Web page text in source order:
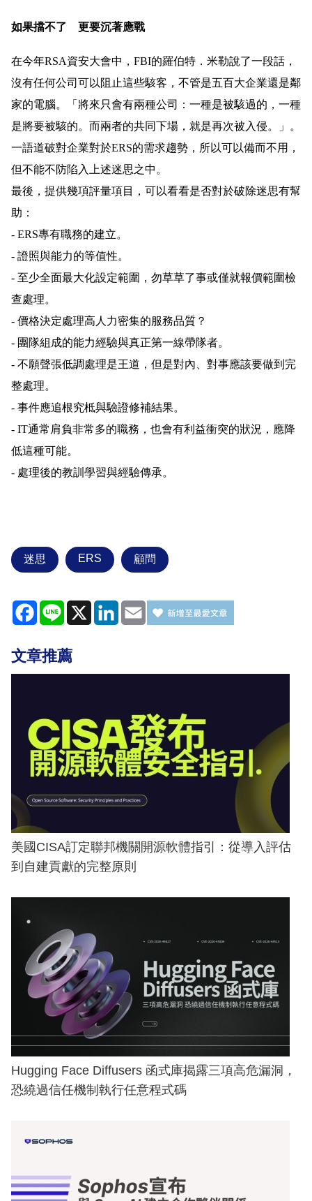
如果擋不了 更要沉著應戰
在今年RSA資安大會中，FBI的羅伯特．米勒說了一段話，
沒有任何公司可以阻止這些駭客，不管是五百大企業還是鄰
家的電腦。「將來只會有兩種公司：一種是被駭過的，一種
是將要被駭的。而兩者的共同下場，就是再次被入侵。」。
一語道破對企業對於ERS的需求趨勢，所以可以備而不用，
但不能不防陷入上述迷思之中。
最後，提供幾項評量項目，可以看看是否對於破除迷思有幫
助：
- ERS專有職務的建立。
- 證照與能力的等值性。
- 至少全面最大化設定範圍，勿草草了事或僅就報價範圍檢
查處理。
- 價格決定處理高人力密集的服務品質？
- 團隊組成的能力經驗與真正第一線帶隊者。
- 不願聲張低調處理是王道，但是對內、對事應該要做到完
整處理。
- 事件應追根究柢與驗證修補結果。
- IT通常肩負非常多的職務，也會有利益衝突的狀況，應降
低這種可能。
- 處理後的教訓學習與經驗傳承。
迷思 ERS 顧問
Facebook
Line X LinkedIn
Email
文章推薦
美國CISA訂定聯邦機關開源軟體指引：從導入評估
到自建貢獻的完整原則
Hugging Face Diffusers 函式庫揭露三項高危漏洞，
恐繞過信任機制執行任意程式碼